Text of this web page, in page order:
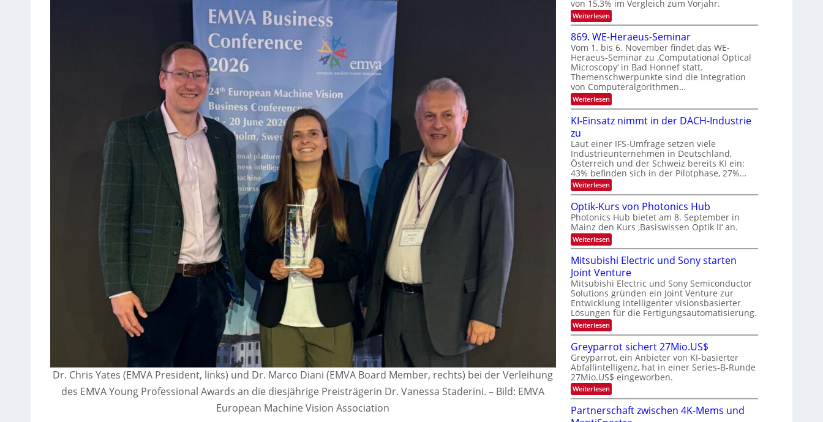
Dr. Chris Yates (EMVA President, links) und Dr. Marco Diani (EMVA Board Member, rechts) bei der Verleihung
des EMVA Young Professional Awards an die diesjährige Preisträgerin Dr. Vanessa Staderini.– Bild: EMVA
European Machine Vision Association
O
N
0
2
6
o
n
i
k
-
u
n
d
B
i
l
v
e
r
a
r
e
i
t
u
n
g
s
-
T
r
e
d
s
K
I
m
i
t
d
e
n
k
t
von 15,3% im Vergleich zum Vorjahr.
Weiterlesen:
E
x
o
s
e
n
s
m
e
l
d
e
t
t
a
r
k
e
s
W
a
c
h
s
t
u
m
i
m
e
r
s
t
e
n
H
l
b
j
a
h
r
869. WE-Heraeus-Seminar
Vom 1. bis 6. November findet das WE-
Heraeus-Seminar zu ‚Computational Optical
Microscopy‘ in Bad Honnef statt.
Themenschwerpunkte sind die Integration
von Computeralgorithmen…
Weiterlesen:
8
9
W
E
-
H
e
r
a
u
s
-
S
e
i
n
a
r
KI-Einsatz nimmt in der DACH-Industrie
zu
Laut einer IFS-Umfrage setzen viele
Industrieunternehmen in Deutschland,
Österreich und der Schweiz bereits KI ein:
43% befinden sich in der Pilotphase, 27%…
Weiterlesen:
K
-
E
i
n
s
t
z
n
i
m
m
t
i
n
d
e
r
D
A
C
H
-
I
n
Optik-Kurs von Photonics Hub
Photonics Hub bietet am 8. September in
Mainz den Kurs ‚Basiswissen Optik II‘ an.
Weiterlesen:
O
p
t
i
k
-
K
u
r
s
v
n
P
h
o
t
o
n
i
Mitsubishi Electric und Sony starten
Joint Venture
Mitsubishi Electric und Sony Semiconductor
Solutions gründen ein Joint Venture zur
Entwicklung intelligenter visionsbasierter
Lösungen für die Fertigungsautomatisierung.
Weiterlesen:
M
t
s
u
b
i
s
h
i
E
Greyparrot sichert 27Mio.US$
Greyparrot, ein Anbieter von KI-basierter
Abfallintelligenz, hat in einer Series-B-Runde
27Mio.US$ eingeworben.
Weiterlesen:
G
e
Partnerschaft zwischen 4K-Mems und